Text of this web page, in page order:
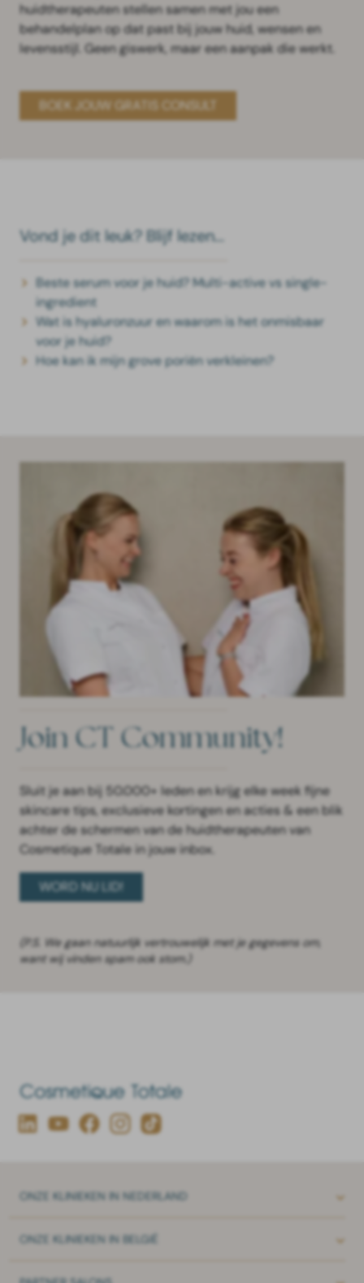
huidtherapeuten stellen samen met jou een
behandelplan op dat past bij jouw huid, wensen en
levensstijl. Geen giswerk, maar een aanpak die werkt.
BOEK JOUW GRATIS CONSULT
Vond je dit leuk? Blijf lezen...
Beste serum voor je huid? Multi-active vs single-
ingredient
Wat is hyaluronzuur en waarom is het onmisbaar
voor je huid?
Hoe kan ik mijn grove poriën verkleinen?
Join CT Community!
Sluit je aan bij 50.000+ leden en krijg elke week fijne
skincare tips, exclusieve kortingen en acties & een blik
achter de schermen van de huidtherapeuten van
Cosmetique Totale in jouw inbox.
WORD NU LID!
(P.S. We gaan natuurlijk vertrouwelijk met je gegevens om,
want wij vinden spam ook stom.)
ONZE KLINIEKEN IN NEDERLAND
ONZE KLINIEKEN IN BELGIË